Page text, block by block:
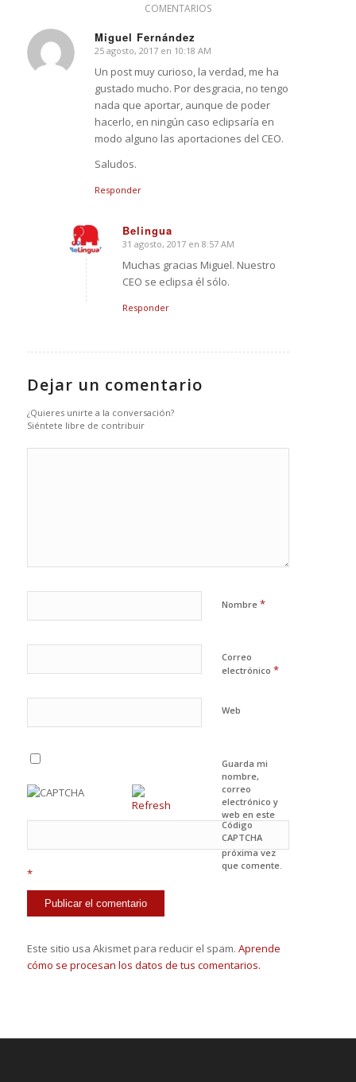
COMENTARIOS
Miguel Fernández
Dice:
25 agosto, 2017 en 10:18 AM
Un post muy curioso, la verdad, me ha
gustado mucho. Por desgracia, no tengo
nada que aportar, aunque de poder
hacerlo, en ningún caso eclipsaría en
modo alguno las aportaciones del CEO.
Saludos.
Responder
Belingua
Dice:
31 agosto, 2017 en 8:57 AM
Muchas gracias Miguel. Nuestro
CEO se eclipsa él sólo.
Responder
Dejar un comentario
¿Quieres unirte a la conversación?
Siéntete libre de contribuir
Nombre *
Correo
electrónico *
Web
Guarda mi
nombre,
correo
electrónico y
web en este
navegador
para la
próxima vez
que comente.
Código
CAPTCHA
*
Este sitio usa Akismet para reducir el spam. Aprende
cómo se procesan los datos de tus comentarios.